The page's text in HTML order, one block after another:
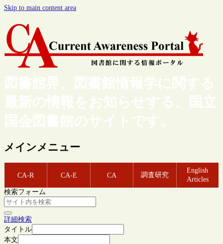
Skip to main content area
図書館界、図書館情報学に関する
最新の情報をお知らせする、国立
国会図書館のサイトです。
メインメニュー
CA-R CA-E CA 調査研究
English
Articles
検索フォーム
詳細検索
タイトル
本文